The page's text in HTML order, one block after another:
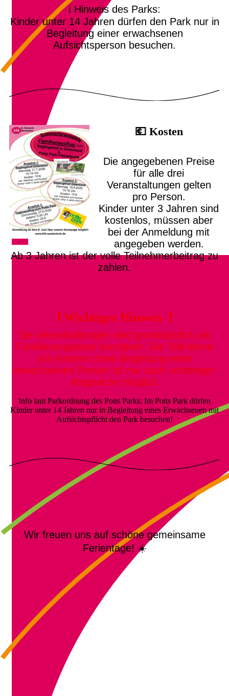
ℹ️ Hinweis des Parks:
Kinder unter 14 Jahren dürfen den Park nur in
Begleitung einer erwachsenen
Aufsichtsperson besuchen.
💶 Kosten
Die angegebenen Preise
für alle drei
Veranstaltungen gelten
pro Person.
Kinder unter 3 Jahren sind
kostenlos, müssen aber
bei der Anmeldung mit
angegeben werden.
Ab 3 Jahren ist der volle Teilnehmerbeitrag zu
zahlen.
❗ Wichtiger Hinweis ❗
Die Veranstaltungen sind grundsätzlich als
Familienangebote konzipiert. Die Teilnahme
von Kindern ohne Begleitung einer
erwachsenen Person ist nur nach vorheriger
Absprache möglich.
Info laut Parkordnung des Potts Parks: Im Potts Park dürfen
Kinder unter 14 Jahren nur in Begleitung eines Erwachsenen mit
Aufsichtspflicht den Park besuchen!
Wir freuen uns auf schöne gemeinsame
Ferientage! ☀️